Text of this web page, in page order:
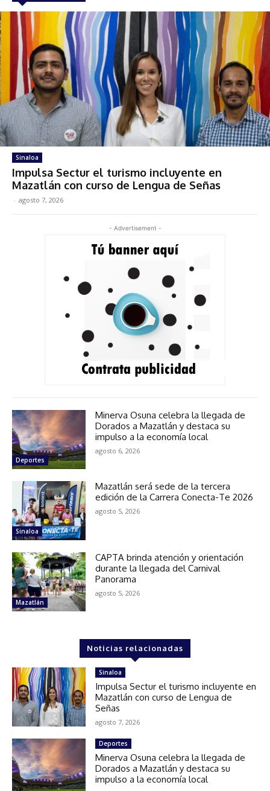
Sinaloa
Impulsa Sectur el turismo incluyente en
Mazatlán con curso de Lengua de Señas
- agosto 7, 2026
- Advertisement -
Deportes
Minerva Osuna celebra la llegada de
Dorados a Mazatlán y destaca su
impulso a la economía local
agosto 6, 2026
Sinaloa
Mazatlán será sede de la tercera
edición de la Carrera Conecta-Te 2026
agosto 5, 2026
Mazatlán
CAPTA brinda atención y orientación
durante la llegada del Carnival
Panorama
agosto 5, 2026
Noticias relacionadas
Sinaloa
Impulsa Sectur el turismo incluyente en
Mazatlán con curso de Lengua de
Señas
agosto 7, 2026
Deportes
Minerva Osuna celebra la llegada de
Dorados a Mazatlán y destaca su
impulso a la economía local